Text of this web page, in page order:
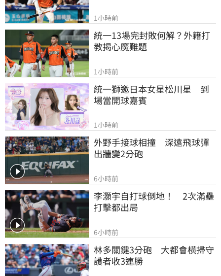
1小時前
統一13場完封敗何解？外籍打
教揭心魔難題
1小時前
統一獅邀日本女星松川星　到
場當開球嘉賓
1小時前
外野手接球相撞　深遠飛球彈
出牆變2分砲
6小時前
李灝宇自打球倒地！　2次滿壘
打擊都出局
6小時前
林多關鍵3分砲　大都會橫掃守
護者收3連勝